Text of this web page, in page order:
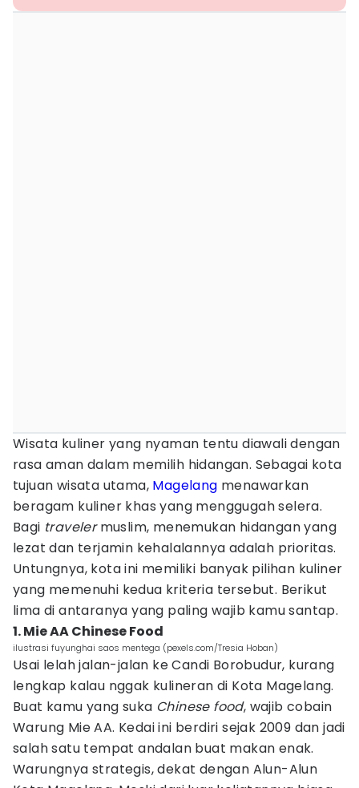
Wisata kuliner yang nyaman tentu diawali dengan
rasa aman dalam memilih hidangan. Sebagai kota
tujuan wisata utama, Magelang menawarkan
beragam kuliner khas yang menggugah selera.
Bagi travelermuslim, menemukan hidangan yang
lezat dan terjamin kehalalannya adalah prioritas.
Untungnya, kota ini memiliki banyak pilihan kuliner
yang memenuhi kedua kriteria tersebut. Berikut
lima di antaranya yang paling wajib kamu santap.
1. Mie AA Chinese Food
ilustrasi fuyunghai saos mentega (pexels.com/Tresia Hoban)
Usai lelah jalan-jalan ke Candi Borobudur, kurang
lengkap kalau nggak kulineran di Kota Magelang.
Buat kamu yang suka Chinese food, wajib cobain
Warung Mie AA. Kedai ini berdiri sejak 2009 dan jadi
salah satu tempat andalan buat makan enak.
Warungnya strategis, dekat dengan Alun-Alun